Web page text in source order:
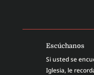
Escúchanos
Si usted se
Iglesia, le